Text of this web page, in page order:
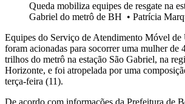
Queda mobiliza equipes de resgate na
Gabriel do metrô de BH • Patrícia
Equipes do Serviço de Atendimento Móvel de
foram acionadas para socorrer uma mulher de
trilhos do metrô na estação São Gabriel, na
Horizonte, e foi atropelada por uma
terça-feira (11).